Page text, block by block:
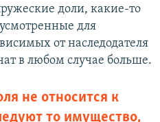
доли, какие-то
для
от наследодателя
в любом случае больше.
не относится к
то имущество,